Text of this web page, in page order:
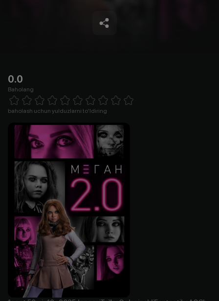
0.0
Baholang
1 Star 2 Stars 3 Stars 4 Stars5 Stars 6 Stars7 Stars8 Stars
baholash uchun yulduzlarni to'ldiring